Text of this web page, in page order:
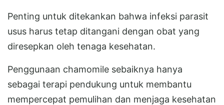
Penting untuk ditekankan bahwa infeksi parasit
usus harus tetap ditangani dengan obat yang
diresepkan oleh tenaga kesehatan.
Penggunaan chamomile sebaiknya hanya
sebagai terapi pendukung untuk membantu
mempercepat pemulihan dan menjaga kesehatan